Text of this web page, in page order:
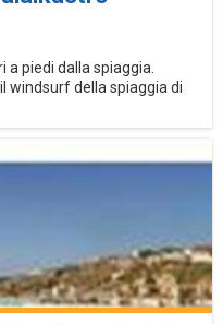
piedi dalla spiaggia.
windsurf della spiaggia di